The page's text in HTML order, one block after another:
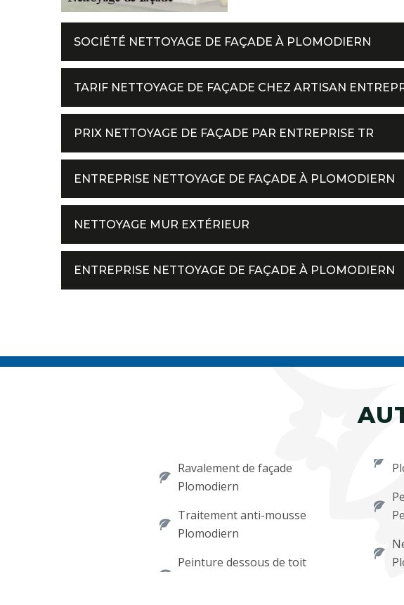
SOCIÉTÉ NETTOYAGE DE FAÇADE À PLOMODIERN
TARIF NETTOYAGE DE FAÇADE CHEZ ARTISAN
PRIX NETTOYAGE DE FAÇADE PAR ENTREPRISE TR
ENTREPRISE NETTOYAGE DE FAÇADE À PLOMODIERN
NETTOYAGE MUR EXTÉRIEUR
ENTREPRISE NETTOYAGE DE FAÇADE À PLOMODIERN
Ravalement de façade
Plomodiern
Traitement anti-mousse
Plomodiern
Peinture dessous de toit